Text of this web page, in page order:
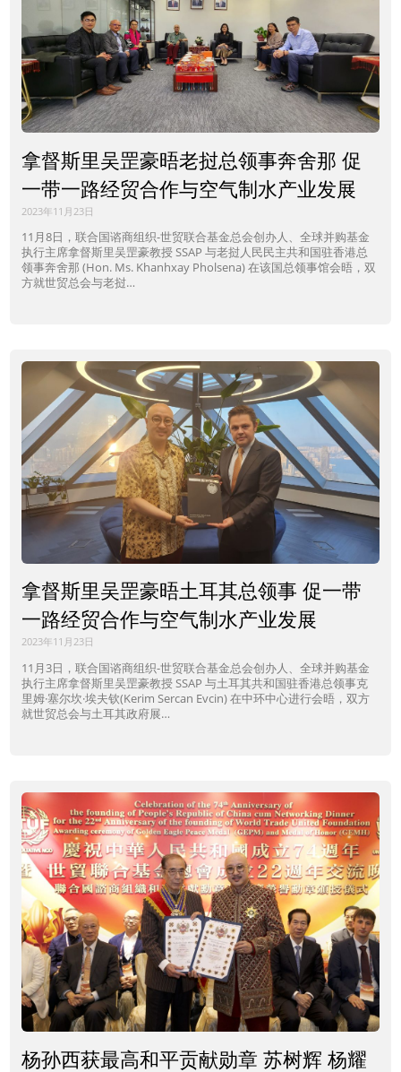
拿督斯里吴罡豪晤老挝总领事奔舍那 促
一带一路经贸合作与空气制水产业发展
2023年11月23日
11月8日，联合国谘商组织-世贸联合基金总会创办人、全球并购基金
执行主席拿督斯里吴罡豪教授 SSAP 与老挝人民民主共和国驻香港总
领事奔舍那 (Hon. Ms. Khanhxay Pholsena) 在该国总领事馆会晤，双
方就世贸总会与老挝…
拿督斯里吴罡豪晤土耳其总领事 促一带
一路经贸合作与空气制水产业发展
2023年11月23日
11月3日，联合国谘商组织-世贸联合基金总会创办人、全球并购基金
执行主席拿督斯里吴罡豪教授 SSAP 与土耳其共和国驻香港总领事克
里姆·塞尔坎·埃夫钦(Kerim Sercan Evcin) 在中环中心进行会晤，双方
就世贸总会与土耳其政府展…
杨孙西获最高和平贡献勋章 苏树辉 杨耀